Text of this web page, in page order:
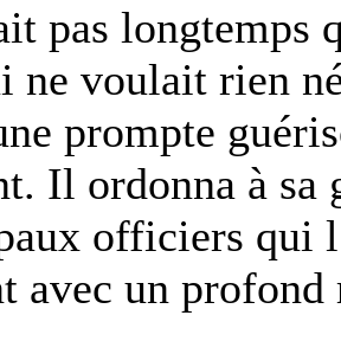
pas longtemps
ne voulait rien
prompte
Il ordonna à sa
officiers qui
avec un profond